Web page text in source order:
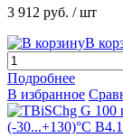
3 912 руб. / шт
В
Подробнее
В избранное